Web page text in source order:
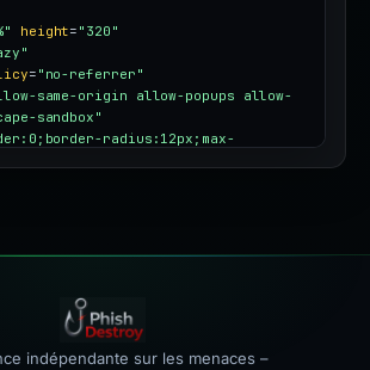
height= "320"
= "no-referrer"
same-origin allow-popups allow-
sandbox"
radius:12px;max-
indépendante sur les menaces –